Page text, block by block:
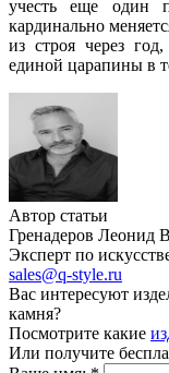
учесть еще один
кардинально
из строя через
единой царапины в
Автор статьи
Гренадеров Леонид
Эксперт по
sales@q-style.ru
Вас интересуют
камня?
Посмотрите какие
Или получите